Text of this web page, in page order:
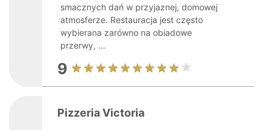
smacznych dań w przyjaznej, domowej
atmosferze. Restauracja jest często
wybierana zarówno na obiadowe
przerwy, ...
9
Pizzeria Victoria